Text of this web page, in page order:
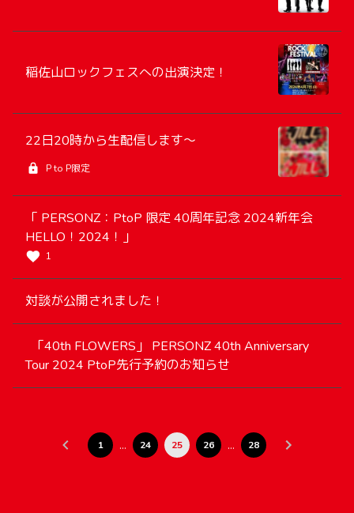
稲佐山ロックフェスへの出演決定！
22日20時から生配信します〜
P to P限定
「 PERSONZ：PtoP 限定 40周年記念 2024新年会
HELLO！2024！」
1
対談が公開されました！
「40th FLOWERS」 PERSONZ 40th Anniversary
Tour 2024 PtoP先行予約のお知らせ
1 … 24 25 26 … 28